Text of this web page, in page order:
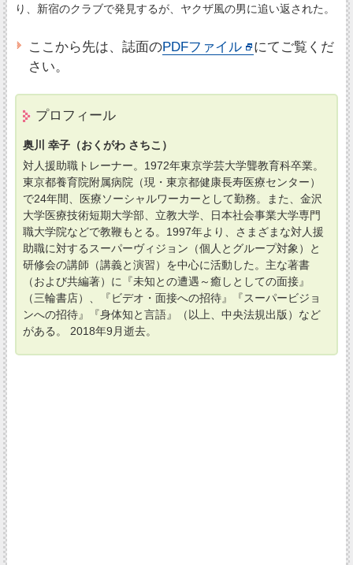
り、新宿のクラブで発見するが、ヤクザ風の男に追い返された。
ここから先は、誌面のPDFファイル
にてご覧くだ
さい。
プロフィール
奥川 幸子（おくがわ さちこ）
対人援助職トレーナー。1972年東京学芸大学聾教育科卒業。
東京都養育院附属病院（現・東京都健康長寿医療センター）
で24年間、医療ソーシャルワーカーとして勤務。また、金沢
大学医療技術短期大学部、立教大学、日本社会事業大学専門
職大学院などで教鞭もとる。1997年より、さまざまな対人援
助職に対するスーパーヴィジョン（個人とグループ対象）と
研修会の講師（講義と演習）を中心に活動した。主な著書
（および共編著）に『未知との遭遇～癒しとしての面接』
（三輪書店）、『ビデオ・面接への招待』『スーパービジョ
ンへの招待』『身体知と言語』（以上、中央法規出版）など
がある。 2018年9月逝去。